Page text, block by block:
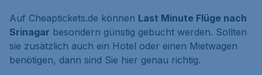
Auf Cheaptickets.de können Last Minute Flüge nach
Srinagar besondern günstig gebucht werden. Sollten
sie zusätzlich auch ein Hotel oder einen Mietwagen
benötigen, dann sind Sie hier genau richtig.